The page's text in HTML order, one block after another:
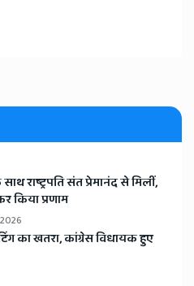
राष्ट्रपति संत प्रेमानंद से मिलीं,
किया प्रणाम
का खतरा, कांग्रेस विधायक हुए